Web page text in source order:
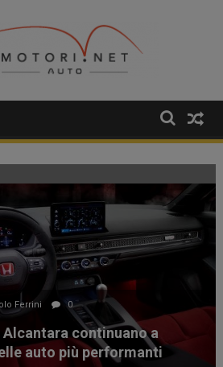
Ferrini 0
continuano a
auto più performanti